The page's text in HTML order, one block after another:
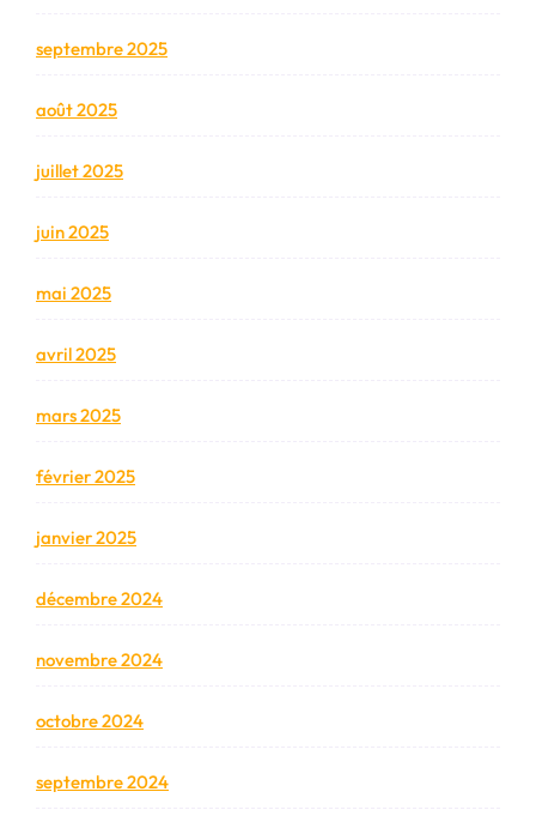
septembre 2025
août 2025
juillet 2025
juin 2025
mai 2025
avril 2025
mars 2025
février 2025
janvier 2025
décembre 2024
novembre 2024
octobre 2024
septembre 2024